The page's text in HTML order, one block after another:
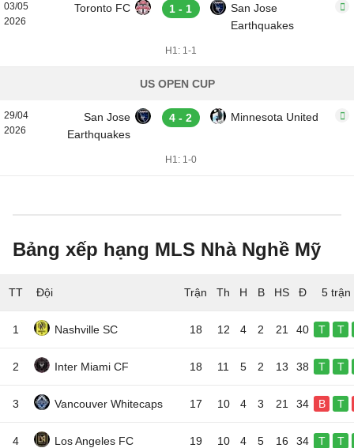
03/05
2026
Toronto FC 1 - 1
San Jose
Earthquakes
H1: 1-1
US OPEN CUP
29/04
2026
San Jose
Earthquakes
4 - 2 Minnesota United
H1: 1-0
Bảng xếp hạng MLS Nhà Nghề Mỹ
TT Đội 5 trận
1 Nashville SC 18 12 4 2 21 40 T T
2 Inter Miami CF 18 11 5 2 13 38 T T
3 Vancouver Whitecaps 17 10 4 3 21 34 B T
4 Los Angeles FC 19 10 4 5 16 34 T T